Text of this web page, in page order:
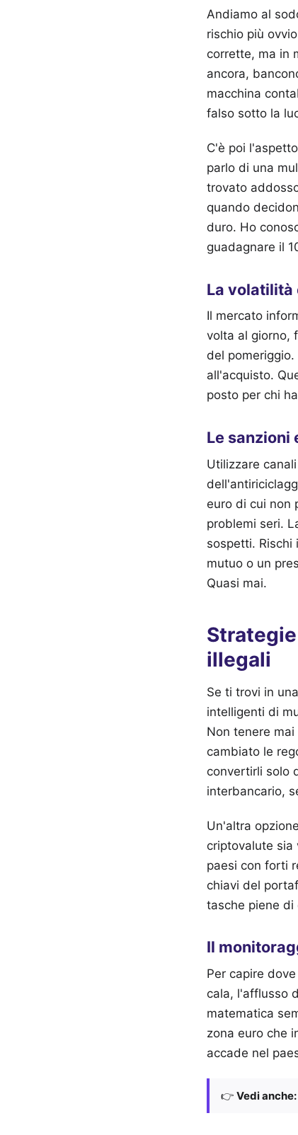
Andiamo al
rischio più
corrette, ma in
ancora,
macchina
falso sotto la
C'è poi
parlo di una
trovato
quando
duro. Ho
guadagnare il
La volatilità
Il mercato
volta al giorno,
del
all'acquisto.
posto per chi
Le sanzioni
Utilizzare
euro di cui non
problemi seri.
sospetti.
mutuo o un
Quasi mai.
illegali
Se ti trovi in
intelligenti di
Non tenere
cambiato le
convertirli solo
interbancario,
Un'altra
criptovalute
paesi con forti
chiavi del
tasche piene
Il
Per capire
cala, l'afflusso
matematica
zona euro che
accade nel
👉 Vedi anche: